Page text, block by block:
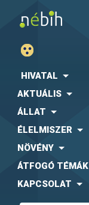
HIVATAL
AKTUÁLIS
ÁLLAT
ÉLELMISZER
NÖVÉNY
ÁTFOGÓ TÉMÁK
KAPCSOLAT